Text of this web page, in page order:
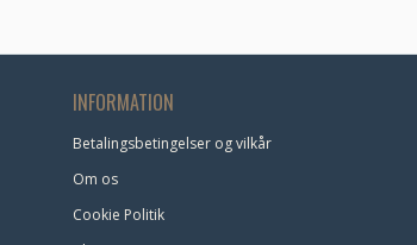
INFORMATION
Betalingsbetingelser og vilkår
Om os
Cookie Politik